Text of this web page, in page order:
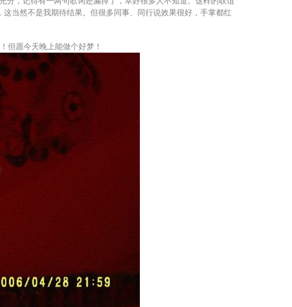
当然不是我期待结果。但很多同事、同行说效果很好，手掌都红
但愿今天晚上能做个好梦！